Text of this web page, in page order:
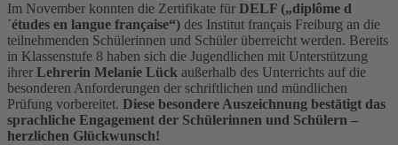
Im November konnten die Zertifikate für DELF („diplôme d
´études en langue française“) des Institut français Freiburg an die
teilnehmenden Schülerinnen und Schüler überreicht werden. Bereits
in Klassenstufe 8 haben sich die Jugendlichen mit Unterstützung
ihrer Lehrerin Melanie Lück außerhalb des Unterrichts auf die
besonderen Anforderungen der schriftlichen und mündlichen
Prüfung vorbereitet. Diese besondere Auszeichnung bestätigt das
sprachliche Engagement der Schülerinnen und Schülern –
herzlichen Glückwunsch!